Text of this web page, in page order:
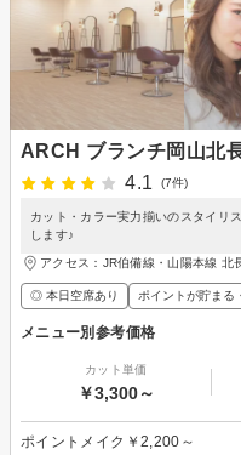
ARCH ブランチ岡山北
4.1
(7件)
カット・カラー実力揃いのスタイリ
します♪
アクセス：JR伯備線・山陽本線 北
◎ 本日空席あり ポイントが貯まる
メニュー別参考価格
カット単価
￥3,300～
ポイントメイク￥2,200～